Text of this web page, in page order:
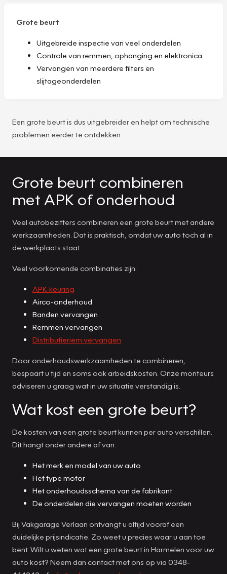
Grote beurt
Uitgebreide inspectie van veel onderdelen
Controle van remmen, ophanging en elektronica
Vervangen van meerdere filters en
slijtageonderdelen
Een grote beurt is dus uitgebreider en helpt om technische
problemen eerder te ontdekken.
Grote beurt combineren
met APK of onderhoud
Veel autobezitters combineren een grote beurt met andere
werkzaamheden. Dat is praktisch, omdat uw auto toch al in
de werkplaats staat.
Veel voorkomende combinaties zijn:
APK-keuring
Airco-onderhoud
Banden vervangen
Remmen vervangen
Distributieriem vervangen
Door onderhoudswerkzaamheden te combineren,
bespaart u tijd en soms ook arbeidskosten. Onze monteurs
adviseren u graag wat in uw situatie verstandig is.
Wat kost een grote beurt?
De kosten van een grote beurt kunnen per auto verschillen.
Dit hangt onder andere af van:
Het merk en model van uw auto
Het type motor
Het onderhoudsschema van de fabrikant
De onderdelen die vervangen moeten worden
Bij Vakgarage Verlaan ontvangt u altijd vooraf een
duidelijke prijsindicatie. Zo weet u precies waar u aan toe
bent. Wilt u weten wat een grote beurt in Harmelen voor uw
auto kost? Neem dan contact met ons op via 0348-